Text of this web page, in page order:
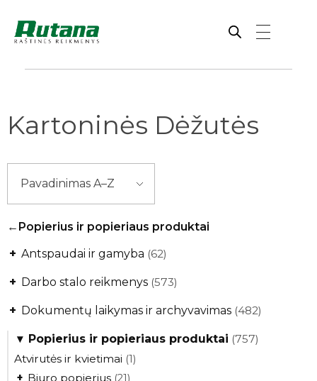
Kartoninės Dėžutės
Popierius ir popieriaus produktai
+ Antspaudai ir gamyba (62)
+ Darbo stalo reikmenys (573)
+ Dokumentų laikymas ir archyvavimas (482)
▾ Popierius ir popieriaus produktai (757)
Atvirutės ir kvietimai (1)
+ Biuro popierius (21)